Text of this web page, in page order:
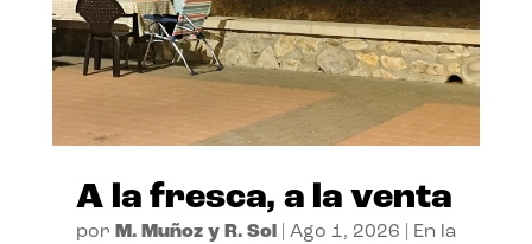
A la fresca, a la venta
por M. Muñoz y R. Sol| Ago 1, 2026
En la